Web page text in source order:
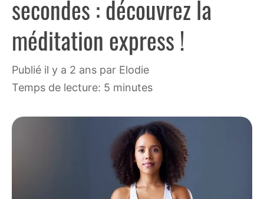
secondes : découvrez la
méditation express !
publié il y a 2 ans par Elodie
Temps de lecture: 5 minutes